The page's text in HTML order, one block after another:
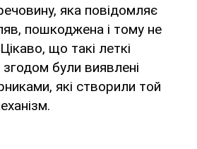
яка повідомляє
пошкоджена і тому не
що такі леткі
згодом були виявлені
які створили той